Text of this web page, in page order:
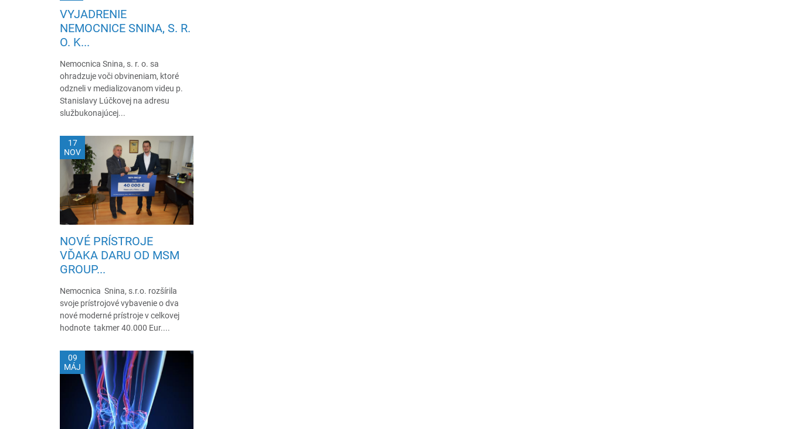
VYJADRENIE
NEMOCNICE SNINA, S. R.
O. K...
Nemocnica Snina, s. r. o. sa
ohradzuje voči obvineniam, ktoré
odzneli v medializovanom videu p.
Stanislavy Lúčkovej na adresu
službukonajúcej...
17
NOV
NOVÉ PRÍSTROJE
VĎAKA DARU OD MSM
GROUP...
Nemocnica Snina, s.r.o. rozšírila
svoje prístrojové vybavenie o dva
nové moderné prístroje v celkovej
hodnote takmer 40.000 Eur....
09
MÁJ